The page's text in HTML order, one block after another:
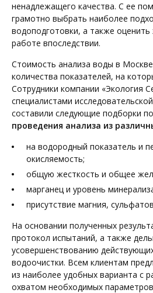
ненадлежащего качества. С ее
грамотно выбрать наиболее
водоподготовки, а также
работе впоследствии.
Стоимость анализа воды в
количества показателей, на
Сотрудники компании «Экология
специалистами
составили следующие подборки
проведения анализа из
на водородный показатель и
окисляемость;
общую жесткость и общее
марганец и уровень
присутствие магния,
На основании полученных
протокол испытаний, а также
усовершенствованию
водоочистки. Всем клиентам
из наиболее удобных варианта с
охватом необходимых